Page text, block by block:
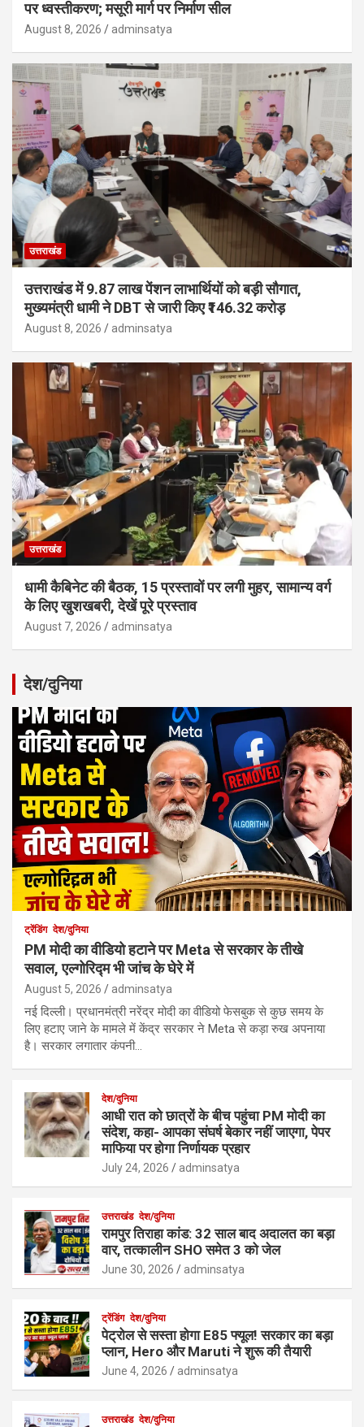
पर ध्वस्तीकरण; मसूरी मार्ग पर निर्माण सील
August 8, 2026 adminsatya
उत्तराखंड
उत्तराखंड में 9.87 लाख पेंशन लाभार्थियों को बड़ी सौगात,
मुख्यमंत्री धामी ने DBT से जारी किए ₹146.32 करोड़
August 8, 2026 adminsatya
उत्तराखंड
धामी कैबिनेट की बैठक, 15 प्रस्तावों पर लगी मुहर, सामान्य वर्ग
के लिए खुशखबरी, देखें पूरे प्रस्ताव
August 7, 2026 adminsatya
देश/दुनिया
ट्रेंडिंग देश/दुनिया
PM मोदी का वीडियो हटाने पर Meta से सरकार के तीखे
सवाल, एल्गोरिद्म भी जांच के घेरे में
August 5, 2026 adminsatya
नई दिल्ली। प्रधानमंत्री नरेंद्र मोदी का वीडियो फेसबुक से कुछ समय के
लिए हटाए जाने के मामले में केंद्र सरकार ने Meta से कड़ा रुख अपनाया
है। सरकार लगातार कंपनी…
देश/दुनिया
आधी रात को छात्रों के बीच पहुंचा PM मोदी का
संदेश, कहा- आपका संघर्ष बेकार नहीं जाएगा, पेपर
माफिया पर होगा निर्णायक प्रहार
July 24, 2026 adminsatya
उत्तराखंड देश/दुनिया
रामपुर तिराहा कांड: 32 साल बाद अदालत का बड़ा
वार, तत्कालीन SHO समेत 3 को जेल
June 30, 2026 adminsatya
ट्रेंडिंग देश/दुनिया
पेट्रोल से सस्ता होगा E85 फ्यूल! सरकार का बड़ा
प्लान, Hero और Maruti ने शुरू की तैयारी
June 4, 2026 adminsatya
उत्तराखंड देश/दुनिया